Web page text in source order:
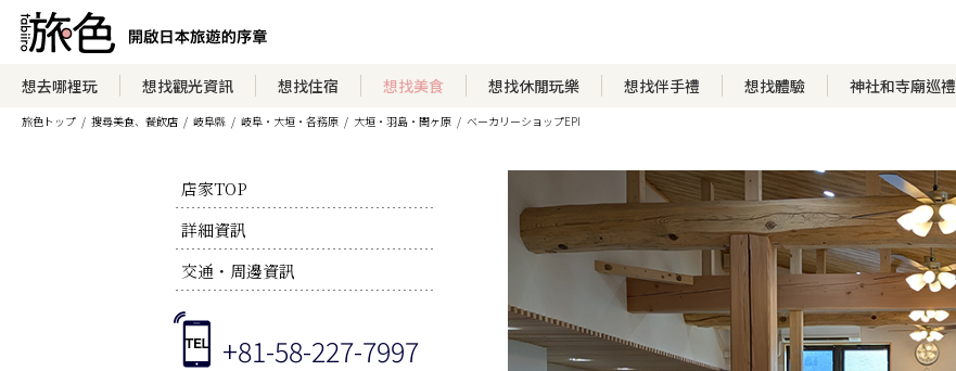
想去哪裡玩 想找觀光資訊 想找住宿 想找美食 想找休閒玩樂 想找伴手禮 想找體驗 神社和寺廟巡禮
旅色トップ 搜尋美食、餐飲店 岐阜縣 岐阜・大垣・各務原 大垣・羽島・関ヶ原 ベーカリーショップEPI
店家TOP
詳細資訊
交通・周邊資訊
+81-58-227-7997